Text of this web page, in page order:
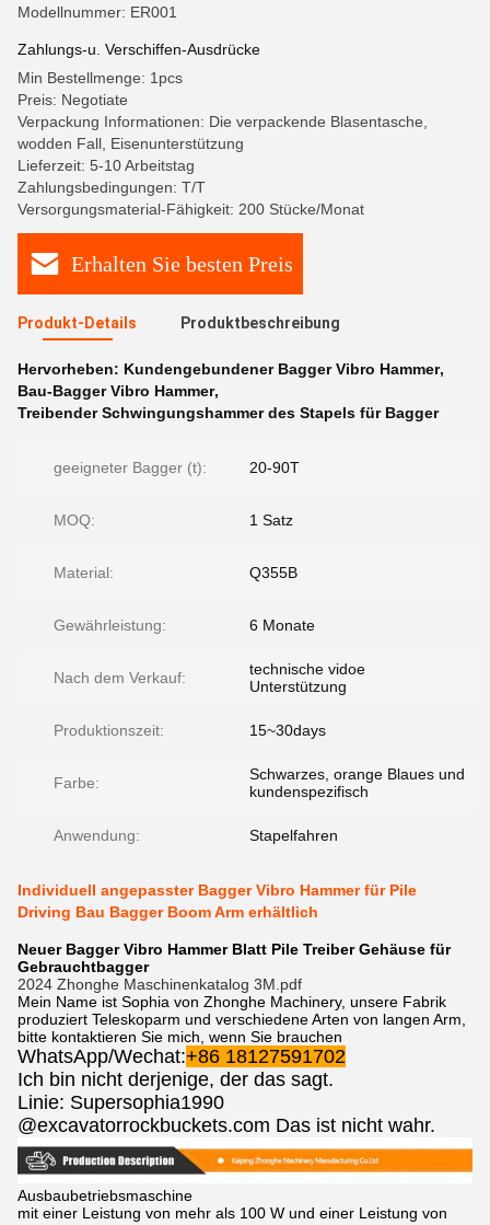
Modellnummer: ER001
Zahlungs-u. Verschiffen-Ausdrücke
Min Bestellmenge: 1pcs
Preis: Negotiate
Verpackung Informationen: Die verpackende Blasentasche,
wodden Fall, Eisenunterstützung
Lieferzeit: 5-10 Arbeitstag
Zahlungsbedingungen: T/T
Versorgungsmaterial-Fähigkeit: 200 Stücke/Monat
Erhalten Sie besten Preis
Produkt-Details Produktbeschreibung
Hervorheben: Kundengebundener Bagger Vibro Hammer,
Bau-Bagger Vibro Hammer,
Treibender Schwingungshammer des Stapels für Bagger
geeigneter Bagger (t): 20-90T
MOQ: 1 Satz
Material: Q355B
Gewährleistung: 6 Monate
Nach dem Verkauf:
technische vidoe
Unterstützung
Produktionszeit: 15~30days
Farbe:
Schwarzes, orange Blaues und
kundenspezifisch
Anwendung: Stapelfahren
Individuell angepasster Bagger Vibro Hammer für Pile
Driving Bau Bagger Boom Arm erhältlich
Neuer Bagger Vibro Hammer Blatt Pile Treiber Gehäuse für
Gebrauchtbagger
2024 Zhonghe Maschinenkatalog 3M.pdf
Mein Name ist Sophia von Zhonghe Machinery, unsere Fabrik
produziert Teleskoparm und verschiedene Arten von langen Arm,
bitte kontaktieren Sie mich, wenn Sie brauchen
WhatsApp/Wechat:+86 18127591702
Ich bin nicht derjenige, der das sagt.
Linie: Supersophia1990
@excavatorrockbuckets.com Das ist nicht wahr.
Ausbaubetriebsmaschine
mit einer Leistung von mehr als 100 W und einer Leistung von